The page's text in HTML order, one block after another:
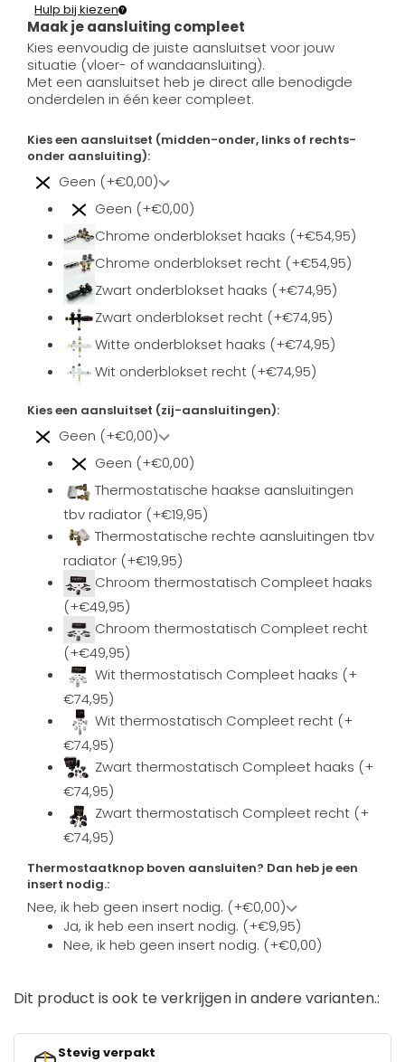
Maak je aansluiting compleet
Hulp bij kiezen
Kies eenvoudig de juiste aansluitset voor jouw
situatie (vloer- of wandaansluiting).
Met een aansluitset heb je direct alle benodigde
onderdelen in één keer compleet.
Kies een aansluitset (midden-onder, links of rechts-
onder aansluiting):
Geen (+€0,00)
Geen (+€0,00)
Chrome onderblokset haaks (+€54,95)
Chrome onderblokset recht (+€54,95)
Zwart onderblokset haaks (+€74,95)
Zwart onderblokset recht (+€74,95)
Witte onderblokset haaks (+€74,95)
Wit onderblokset recht (+€74,95)
Kies een aansluitset (zij-aansluitingen):
Geen (+€0,00)
Geen (+€0,00)
Thermostatische haakse aansluitingen
tbv radiator (+€19,95)
Thermostatische rechte aansluitingen tbv
radiator (+€19,95)
Chroom thermostatisch Compleet haaks
(+€49,95)
Chroom thermostatisch Compleet recht
(+€49,95)
Wit thermostatisch Compleet haaks (+
€74,95)
Wit thermostatisch Compleet recht (+
€74,95)
Zwart thermostatisch Compleet haaks (+
€74,95)
Zwart thermostatisch Compleet recht (+
€74,95)
Thermostaatknop boven aansluiten? Dan heb je een
insert nodig.:
Nee, ik heb geen insert nodig. (+€0,00)
Ja, ik heb een insert nodig. (+€9,95)
Nee, ik heb geen insert nodig. (+€0,00)
Dit product is ook te verkrijgen in andere varianten.:
Stevig verpakt